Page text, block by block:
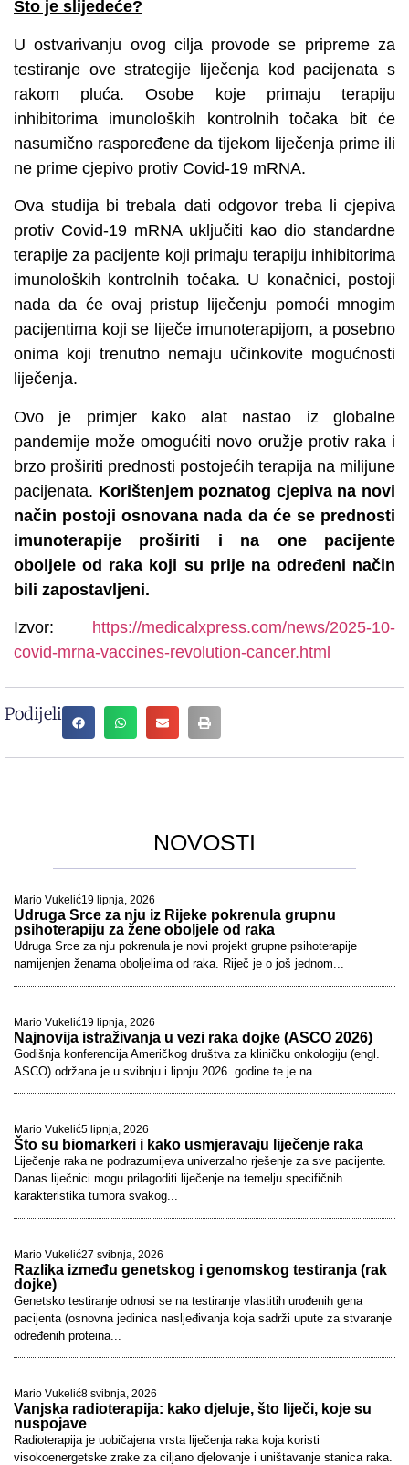
Što je slijedeće?
U ostvarivanju ovog cilja provode se pripreme za
testiranje ove strategije liječenja kod pacijenata s
rakom pluća. Osobe koje primaju terapiju
inhibitorima imunoloških kontrolnih točaka bit će
nasumično raspoređene da tijekom liječenja prime ili
ne prime cjepivo protiv Covid-19 mRNA.
Ova studija bi trebala dati odgovor treba li cjepiva
protiv Covid-19 mRNA uključiti kao dio standardne
terapije za pacijente koji primaju terapiju inhibitorima
imunoloških kontrolnih točaka. U konačnici, postoji
nada da će ovaj pristup liječenju pomoći mnogim
pacijentima koji se liječe imunoterapijom, a posebno
onima koji trenutno nemaju učinkovite mogućnosti
liječenja.
Ovo je primjer kako alat nastao iz globalne
pandemije može omogućiti novo oružje protiv raka i
brzo proširiti prednosti postojećih terapija na milijune
pacijenata. Korištenjem poznatog cjepiva na novi
način postoji osnovana nada da će se prednosti
imunoterapije proširiti i na one pacijente
oboljele od raka koji su prije na određeni način
bili zapostavljeni.
Izvor: https://medicalxpress.com/news/2025-10-
covid-mrna-vaccines-revolution-cancer.html
Podijeli
NOVOSTI
Mario Vukelić19 lipnja, 2026
Udruga Srce za nju iz Rijeke pokrenula grupnu
psihoterapiju za žene oboljele od raka
Udruga Srce za nju pokrenula je novi projekt grupne psihoterapije
namijenjen ženama oboljelima od raka. Riječ je o još jednom...
Mario Vukelić19 lipnja, 2026
Najnovija istraživanja u vezi raka dojke (ASCO 2026)
Godišnja konferencija Američkog društva za kliničku onkologiju (engl.
ASCO) održana je u svibnju i lipnju 2026. godine te je na...
Mario Vukelić5 lipnja, 2026
Što su biomarkeri i kako usmjeravaju liječenje raka
Liječenje raka ne podrazumijeva univerzalno rješenje za sve pacijente.
Danas liječnici mogu prilagoditi liječenje na temelju specifičnih
karakteristika tumora svakog...
Mario Vukelić27 svibnja, 2026
Razlika između genetskog i genomskog testiranja (rak
dojke)
Genetsko testiranje odnosi se na testiranje vlastitih urođenih gena
pacijenta (osnovna jedinica nasljeđivanja koja sadrži upute za stvaranje
određenih proteina...
Mario Vukelić8 svibnja, 2026
Vanjska radioterapija: kako djeluje, što liječi, koje su
nuspojave
Radioterapija je uobičajena vrsta liječenja raka koja koristi
visokoenergetske zrake za ciljano djelovanje i uništavanje stanica raka.